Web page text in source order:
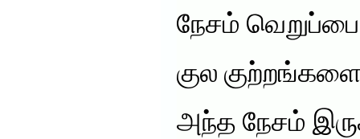
நேசம்
குல
அந்த நேசம்